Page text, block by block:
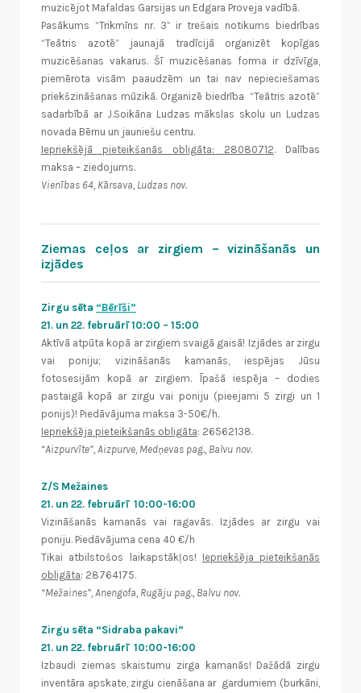
muzicējot Mafaldas Garsijas un Edgara Proveja vadībā.
Pasākums “Trikmīns nr. 3” ir trešais notikums biedrības
“Teātris azotē” jaunajā tradīcijā organizēt kopīgas
muzicēšanas vakarus. Šī muzicēšanas forma ir dzīvīga,
piemērota visām paaudzēm un tai nav nepieciešamas
priekšzināšanas mūzikā. Organizē biedrība “Teātris azotē”
sadarbībā ar J.Soikāna Ludzas mākslas skolu un Ludzas
novada Bērnu un jauniešu centru.
Iepriekšējā pieteikšanās obligāta: 28080712. Dalības
maksa – ziedojums.
Vienības 64, Kārsava, Ludzas nov.
Ziemas ceļos ar zirgiem – vizināšanās un
izjādes
Zirgu sēta “Bērīši”
21. un 22. februārī 10:00 – 15:00
Aktīvā atpūta kopā ar zirgiem svaigā gaisā! Izjādes ar zirgu
vai poniju; vizināšanās kamanās, iespējas Jūsu
fotosesijām kopā ar zirgiem. Īpašā iespēja – dodies
pastaigā kopā ar zirgu vai poniju (pieejami 5 zirgi un 1
ponijs)! Piedāvājuma maksa 3-50€/h.
Iepriekšēja pieteikšanās obligāta: 26562138.
“Aizpurvīte”, Aizpurve, Medņevas pag., Balvu nov.
Z/S Mežaines
21. un 22. februārī 10:00-16:00
Vizināšanās kamanās vai ragavās. Izjādes ar zirgu vai
poniju. Piedāvājuma cena 40 €/h
Tikai atbilstošos laikapstākļos! Iepriekšēja pieteikšanās
obligāta: 28764175.
“Mežaines”, Anengofa, Rugāju pag., Balvu nov.
Zirgu sēta “Sidraba pakavi”
21. un 22. februārī 10:00-16:00
Izbaudi ziemas skaistumu zirga kamanās! Dažādā zirgu
inventāra apskate, zirgu cienāšana ar gardumiem (burkāni,